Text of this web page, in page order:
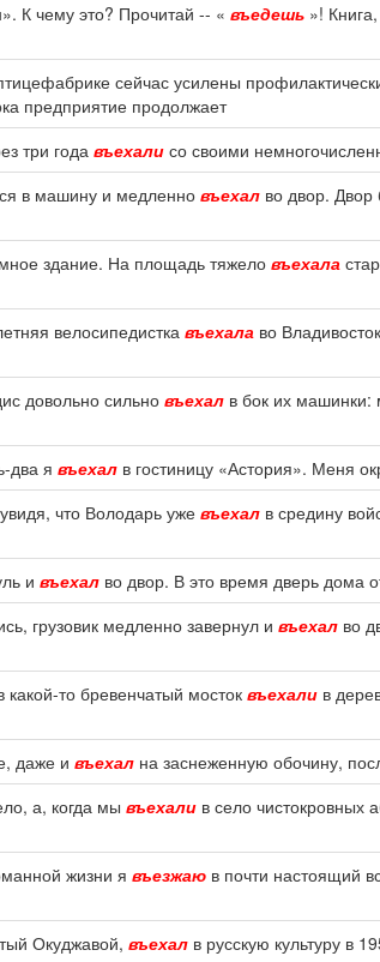
К чему это? Прочитай -- « въедешь »!
сейчас усилены
предприятие продолжает
три года въехали со своими
в машину и медленно въехал во двор.
здание. На площадь тяжело въехала
велосипедистка въехала во
довольно сильно въехал в бок их машинки:
два я въехал в гостиницу «Астория». Меня
что Володарь уже въехал в средину
и въехал во двор. В это время дверь дома
грузовик медленно завернул и въехал во
то бревенчатый мостоквъехали в
даже и въехал на заснеженную обочину,
а, когда мы въехали в село чистокровных
жизни я въезжаю в почти настоящий
Окуджавой, въехал в русскую культуру в